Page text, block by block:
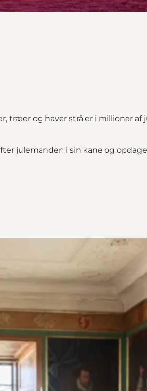
træer og haver stråler i millioner af
julemanden i sin kane og